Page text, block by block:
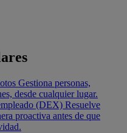
Gestiona personas,
desde cualquier lugar.
(DEX) Resuelve
proactiva antes de que